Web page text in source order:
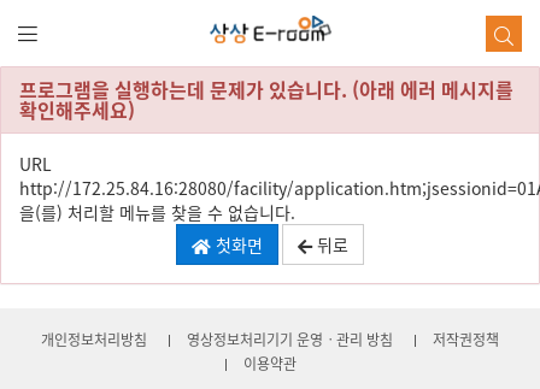
문
로
가
기
프로그램을 실행하는데 문제가 있습니다. (아래 에러 메시지를
확인해주세요)
URL
http://172.25.84.16:28080/facility/
을(를) 처리할 메뉴를 찾을 수 없습니다.
첫화면
뒤로
개인정보처리방침 영상정보처리기기 운영ㆍ관리 방침
저작권정책
이용약관